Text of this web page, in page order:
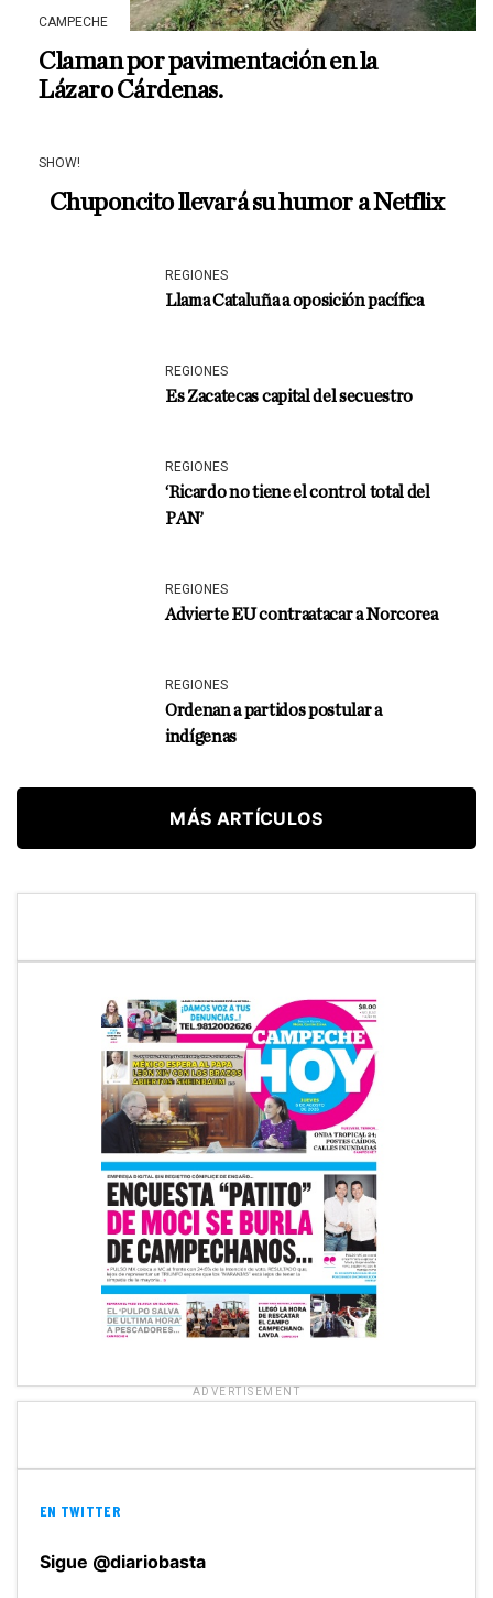
CAMPECHE
Claman por pavimentación en la
Lázaro Cárdenas.
SHOW!
Chuponcito llevará su humor a Netflix
REGIONES
Llama Cataluña a oposición pacífica
REGIONES
Es Zacatecas capital del secuestro
REGIONES
‘Ricardo no tiene el control total del
PAN’
REGIONES
Advierte EU contraatacar a Norcorea
REGIONES
Ordenan a partidos postular a
indígenas
MÁS ARTÍCULOS
ADVERTISEMENT
EN TWITTER
Sigue @diariobasta